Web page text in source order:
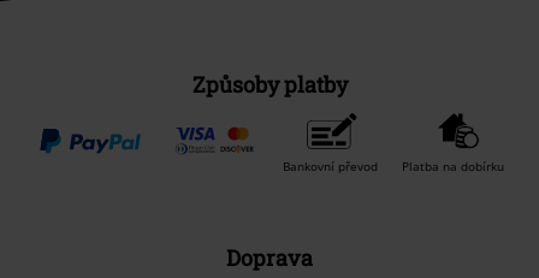
Způsoby platby
Bankovní převod Platba na dobírku
Doprava